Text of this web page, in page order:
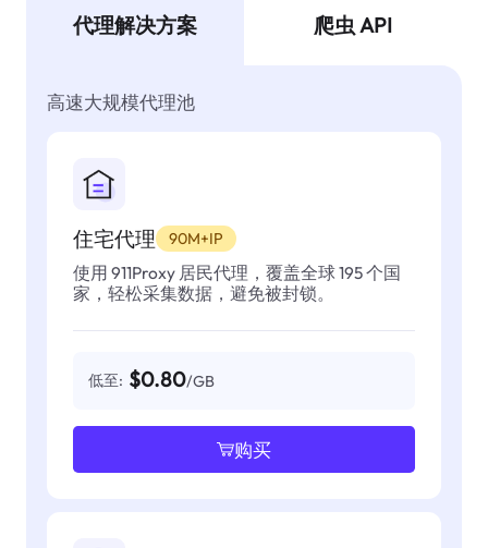
代理解决方案 爬虫 API
高速大规模代理池
住宅代理 90M+IP
使用 911Proxy 居民代理，覆盖全球 195 个国
家，轻松采集数据，避免被封锁。
低至: $0.80/GB
购买